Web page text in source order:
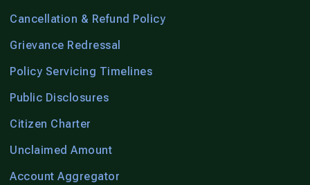
Cancellation & Refund Policy
Grievance Redressal
Policy Servicing Timelines
Public Disclosures
Citizen Charter
Unclaimed Amount
Account Aggregator